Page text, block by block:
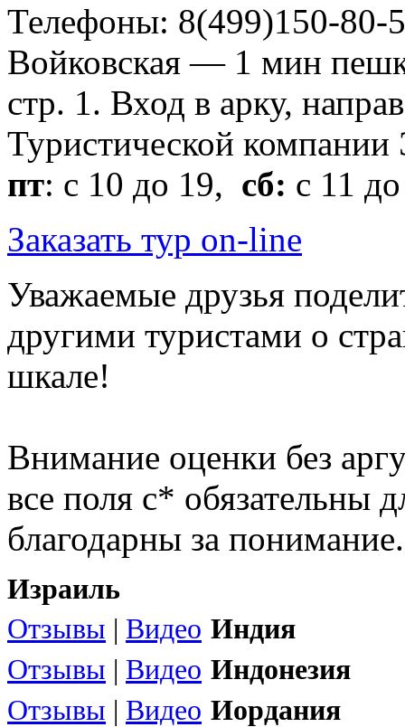
Телефоны: 8(499)150-80-
Войковская — 1 мин
стр. 1. Вход в арку,
Туристической
пт: с 10 до 19, сб: с 11
Заказать тур on-line
Уважаемые друзья
другими туристами о
шкале!
Внимание оценки без
все поля с* обязательны
благодарны за понимание.
Израиль
Отзывы | Видео Индия
Отзывы | Видео Индонезия
Отзывы | Видео Иордания